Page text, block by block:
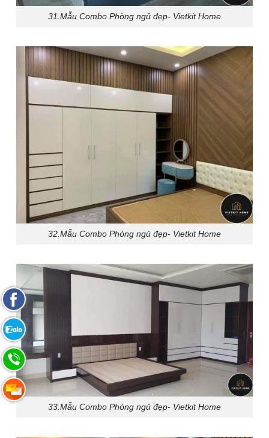
31.Mẫu Combo Phòng ngủ đẹp- Vietkit Home
32.Mẫu Combo Phòng ngủ đẹp- Vietkit Home
33.Mẫu Combo Phòng ngủ đẹp- Vietkit Home
Fanpage
Facebook
Zalo:
0865.283.168
Hotline:
0865.283.168
Hotline:
0865.283.168